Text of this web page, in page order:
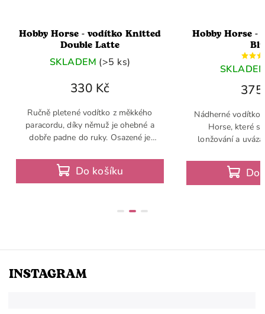
vodítko Knitted
(>5 ks)
vodítko z měkkého
němuž je ohebné a
ruky. Osazené je
Jedinečné jsou
Hobby Horse - vodítko Bloom
(>5 ks)
Nádherné vodítko pro tvého Hobby
Horse, které slouží k vedení,
lonžování a uvázaní koníka. Každý
vodítko a jedná se tudíž o základní
INSTAGRAM